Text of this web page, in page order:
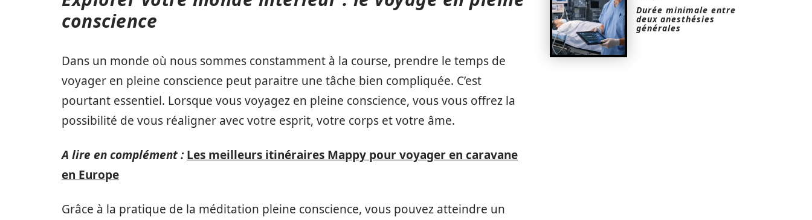
conscience
Dans un monde où nous sommes constamment à la course, prendre le temps de
voyager en pleine conscience peut paraitre une tâche bien compliquée. C’est
pourtant essentiel. Lorsque vous voyagez en pleine conscience, vous vous offrez la
possibilité de vous réaligner avec votre esprit, votre corps et votre âme.
A lire en complément : Les meilleurs itinéraires Mappy pour voyager en caravane
en Europe
Grâce à la pratique de la méditation pleine conscience, vous pouvez atteindre un
Durée minimale entre
deux anesthésies
générales